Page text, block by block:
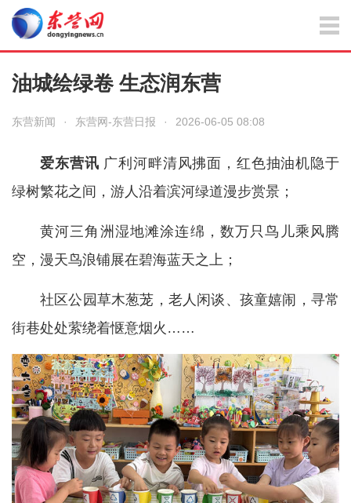
油城绘绿卷 生态润东营
东营新闻 · 东营网-东营日报 · 2026-06-05 08:08
爱东营讯 广利河畔清风拂面，红色抽油机隐于
绿树繁花之间，游人沿着滨河绿道漫步赏景；
黄河三角洲湿地滩涂连绵，数万只鸟儿乘风腾
空，漫天鸟浪铺展在碧海蓝天之上；
社区公园草木葱茏，老人闲谈、孩童嬉闹，寻常
街巷处处萦绕着惬意烟火……